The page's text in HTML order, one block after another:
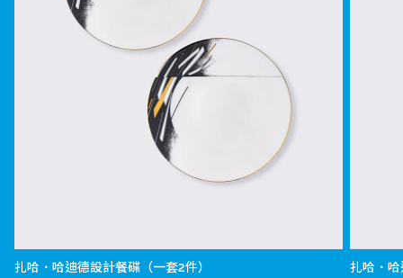
扎哈．哈迪德設計餐碟（一套2件） 扎哈．